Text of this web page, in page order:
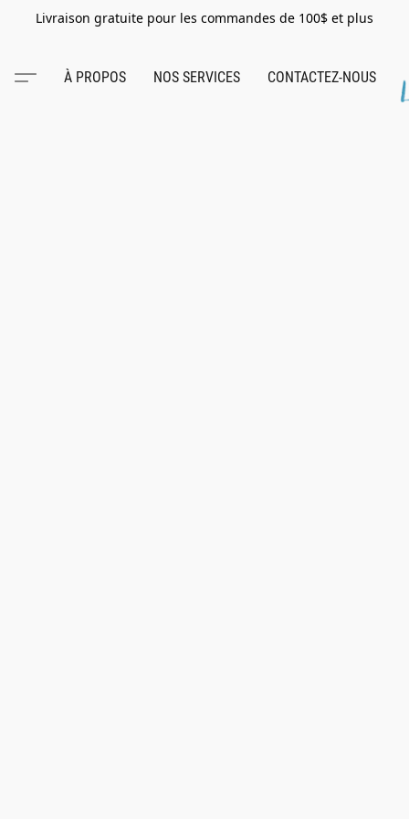
Livraison gratuite pour les commandes de 100$ et plus
À PROPOS NOS SERVICES CONTACTEZ-NOUS